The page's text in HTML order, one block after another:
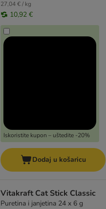
27,04 € / kg
10,92 €
Iskoristite kupon – uštedite -20%
Dodaj u košaricu
Vitakraft Cat Stick Classic
Puretina i janjetina 24 x 6 g